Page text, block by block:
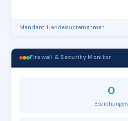
Mandant: Handelsunternehmen
Firewall & Security Monitor
0
Bedrohungen